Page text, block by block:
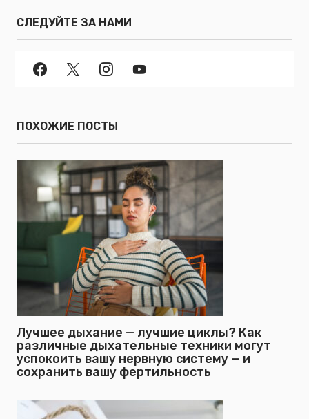
СЛЕДУЙТЕ ЗА НАМИ
ПОХОЖИЕ ПОСТЫ
Лучшее дыхание — лучшие циклы? Как
различные дыхательные техники могут
успокоить вашу нервную систему — и
сохранить вашу фертильность